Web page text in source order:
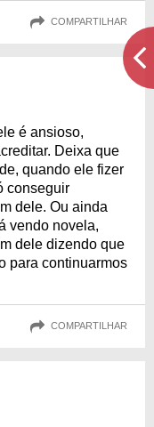
COMPARTILHAR
é ansioso,
Deixa que
quando ele fizer
conseguir
dele. Ou ainda
vendo novela,
dele dizendo que
para continuarmos
COMPARTILHAR